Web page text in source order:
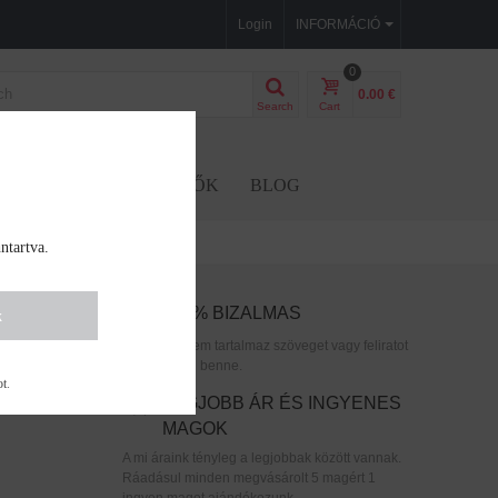
INFORMÁCIÓ
Login
Search Cart
0
0.00 €
KIEGÉSZÍTŐK BLOG
erőt
100% BIZALMAS
A csomag nem tartalmaz szöveget vagy feliratot
arról, mi van benne.
LEGJOBB ÁR ÉS INGYENES
MAGOK
A mi áraink tényleg a legjobbak között vannak.
Ráadásul minden megvásárolt 5 magért 1
.